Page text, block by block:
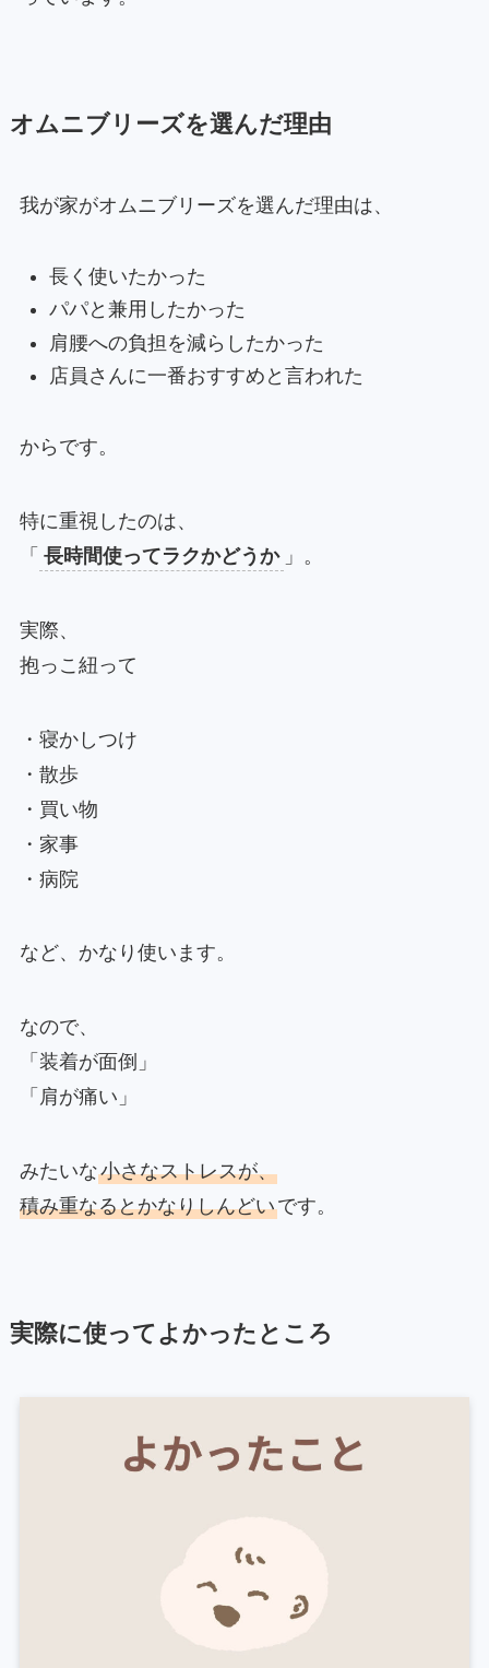
オムニブリーズを選んだ理由
我が家がオムニブリーズを選んだ理由は、
長く使いたかった
パパと兼用したかった
肩腰への負担を減らしたかった
店員さんに一番おすすめと言われた
からです。
特に重視したのは、
「 長時間使ってラクかどうか 」。
実際、
抱っこ紐って
・寝かしつけ
・散歩
・買い物
・家事
・病院
など、かなり使います。
なので、
「装着が面倒」
「肩が痛い」
みたいな小さなストレスが、
積み重なるとかなりしんどいです。
実際に使ってよかったところ